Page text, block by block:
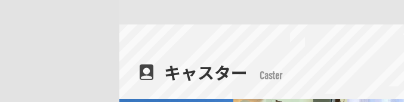
キャスター Caster